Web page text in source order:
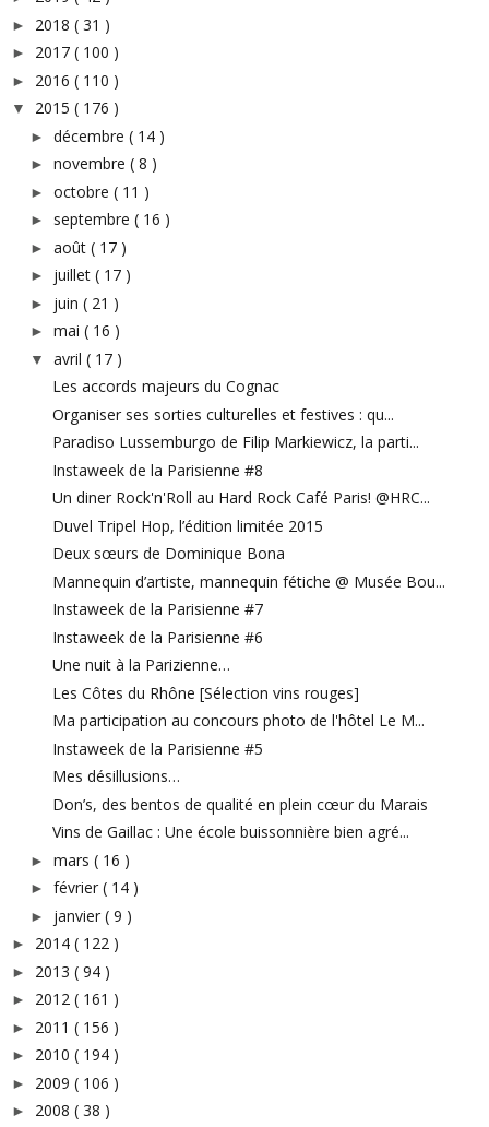
► 2018 ( 31 )
► 2017 ( 100 )
► 2016 ( 110 )
▼ 2015 ( 176 )
► décembre ( 14 )
► novembre ( 8 )
► octobre ( 11 )
► septembre ( 16 )
► août ( 17 )
► juillet ( 17 )
► juin ( 21 )
► mai ( 16 )
▼ avril ( 17 )
Les accords majeurs du Cognac
Organiser ses sorties culturelles et festives : qu...
Paradiso Lussemburgo de Filip Markiewicz, la parti...
Instaweek de la Parisienne #8
Un diner Rock'n'Roll au Hard Rock Café Paris! @HRC...
Duvel Tripel Hop, l’édition limitée 2015
Deux sœurs de Dominique Bona
Mannequin d’artiste, mannequin fétiche @ Musée Bou...
Instaweek de la Parisienne #7
Instaweek de la Parisienne #6
Une nuit à la Parizienne…
Les Côtes du Rhône [Sélection vins rouges]
Ma participation au concours photo de l'hôtel Le M...
Instaweek de la Parisienne #5
Mes désillusions…
Don’s, des bentos de qualité en plein cœur du Marais
Vins de Gaillac : Une école buissonnière bien agré...
► mars ( 16 )
► février ( 14 )
► janvier ( 9 )
► 2014 ( 122 )
► 2013 ( 94 )
► 2012 ( 161 )
► 2011 ( 156 )
► 2010 ( 194 )
► 2009 ( 106 )
► 2008 ( 38 )